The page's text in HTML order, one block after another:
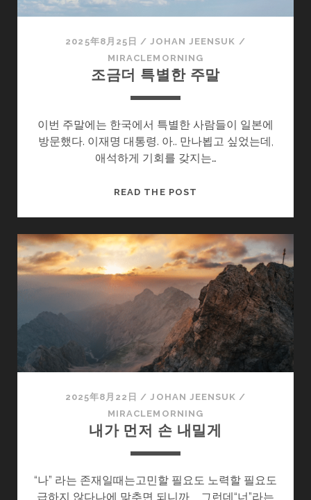
기
이
다
2025年8月25日 / JOHAN JEENSUK /
MIRACLEMORNING
조금더 특별한 주말
이번 주말에는 한국에서 특별한 사람들이 일본에
방문했다. 이재명 대통령. 아.. 만나뵙고 싶었는데,
애석하게 기회를 갖지는…
READ THE POST
특
별
한
주
말
2025年8月22日 /JOHAN JEENSUK /
MIRACLEMORNING
내가 먼저 손 내밀게
“나” 라는 존재일때는고민할 필요도 노력할 필요도
급하지 않다나에 맞추면 되니까 그런데“너”라는